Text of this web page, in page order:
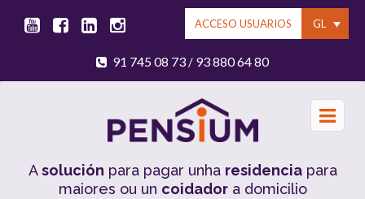
GL
ACCESO USUARIOS
91 745 08 73/ 93 880 64 80
Asolución para pagar unha residenciapara
maiores ou un coidadora domicilio